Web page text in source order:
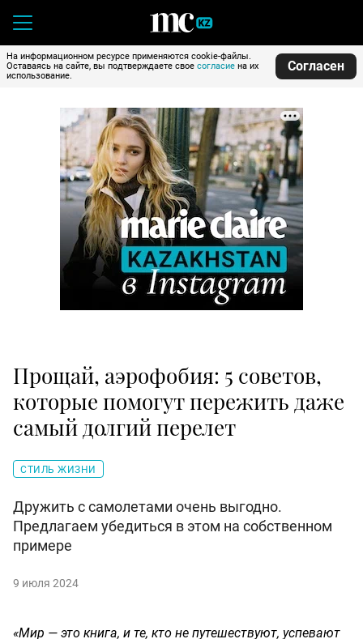
На информационном ресурсе применяются cookie-файлы.
Оставаясь на сайте, вы подтверждаете свое согласие на их
использование.
Согласен
Прощай, аэрофобия: 5 советов,
которые помогут пережить даже
самый долгий перелет
СТИЛЬ ЖИЗНИ
Дружить с самолетами очень выгодно.
Предлагаем убедиться в этом на собственном
примере
9 июля 2024
«Мир — это книга, и те, кто не путешествуют, успевают